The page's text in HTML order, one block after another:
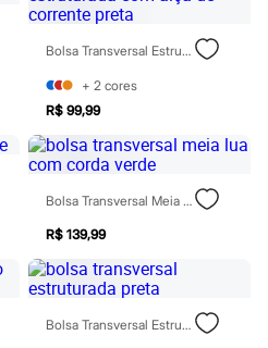
Bolsa Transversal Estruturada Com Alça De Corrente Preta
+ 2 cores
R$ 99,99
Bolsa Transversal Meia Lua Com Corda Verde
R$ 139,99
Bolsa Transversal Estruturada Preta